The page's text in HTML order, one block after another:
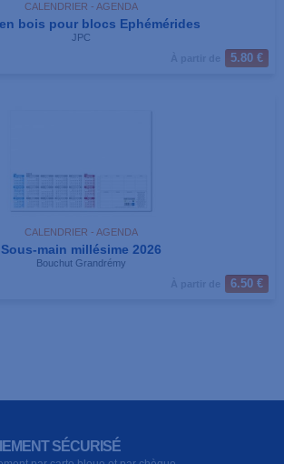
CALENDRIER - AGENDA
bois pour blocs Ephémérides
JPC
5.80 €
CALENDRIER - AGENDA
Sous-main millésime 2026
Bouchut Grandrémy
6.50 €
SÉCURISÉ